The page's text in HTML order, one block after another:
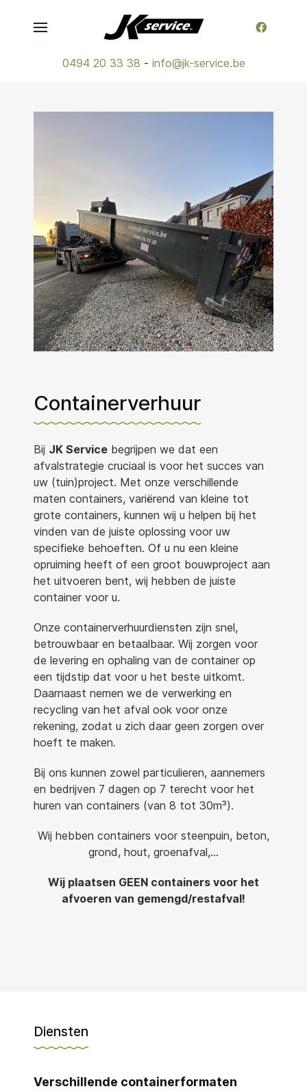
0494 20 33 38 - info@jk-service.be
Containerverhuur
Bij JK Service begrijpen we dat een
afvalstrategie cruciaal is voor het succes van
uw (tuin)project. Met onze verschillende
maten containers, variërend van kleine tot
grote containers, kunnen wij u helpen bij het
vinden van de juiste oplossing voor uw
specifieke behoeften. Of u nu een kleine
opruiming heeft of een groot bouwproject aan
het uitvoeren bent, wij hebben de juiste
container voor u.
Onze containerverhuurdiensten zijn snel,
betrouwbaar en betaalbaar. Wij zorgen voor
de levering en ophaling van de container op
een tijdstip dat voor u het beste uitkomt.
Daarnaast nemen we de verwerking en
recycling van het afval ook voor onze
rekening, zodat u zich daar geen zorgen over
hoeft te maken.
Bij ons kunnen zowel particulieren, aannemers
en bedrijven 7 dagen op 7 terecht voor het
huren van containers (van 8 tot 30m³).
Wij hebben containers voor steenpuin, beton,
grond, hout, groenafval,…
Wij plaatsen GEEN containers voor het
afvoeren van gemengd/restafval!
Diensten
Verschillende containerformaten